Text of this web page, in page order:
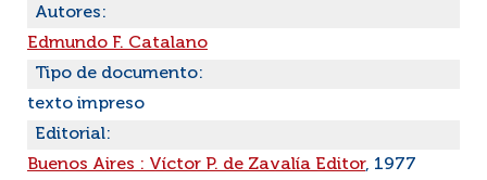
Autores:
Edmundo F. Catalano
Tipo de documento:
texto impreso
Editorial:
Buenos Aires : Víctor P. de Zavalía Editor, 1977